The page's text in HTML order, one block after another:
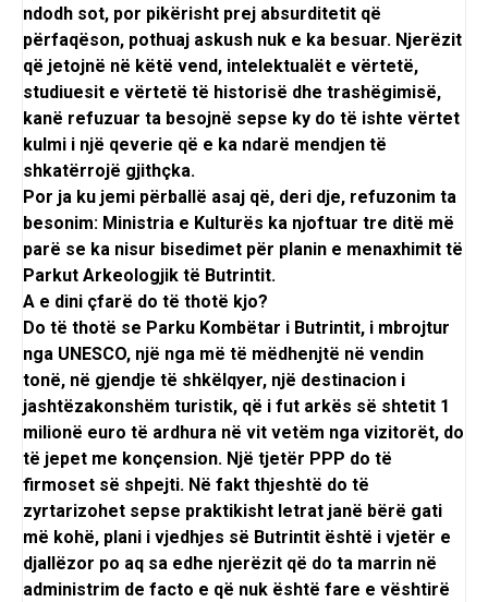
ndodh sot, por pikërisht prej absurditetit që
përfaqëson, pothuaj askush nuk e ka besuar. Njerëzit
që jetojnë në këtë vend, intelektualët e vërtetë,
studiuesit e vërtetë të historisë dhe trashëgimisë,
kanë refuzuar ta besojnë sepse ky do të ishte vërtet
kulmi i një qeverie që e ka ndarë mendjen të
shkatërrojë gjithçka.
Por ja ku jemi përballë asaj që, deri dje, refuzonim ta
besonim: Ministria e Kulturës ka njoftuar tre ditë më
parë se ka nisur bisedimet për planin e menaxhimit të
Parkut Arkeologjik të Butrintit.
A e dini çfarë do të thotë kjo?
Do të thotë se Parku Kombëtar i Butrintit, i mbrojtur
nga UNESCO, një nga më të mëdhenjtë në vendin
tonë, në gjendje të shkëlqyer, një destinacion i
jashtëzakonshëm turistik, që i fut arkës së shtetit 1
milionë euro të ardhura në vit vetëm nga vizitorët, do
të jepet me konçension. Një tjetër PPP do të
firmoset së shpejti. Në fakt thjeshtë do të
zyrtarizohet sepse praktikisht letrat janë bërë gati
më kohë, plani i vjedhjes së Butrintit është i vjetër e
djallëzor po aq sa edhe njerëzit që do ta marrin në
administrim de facto e që nuk është fare e vështirë